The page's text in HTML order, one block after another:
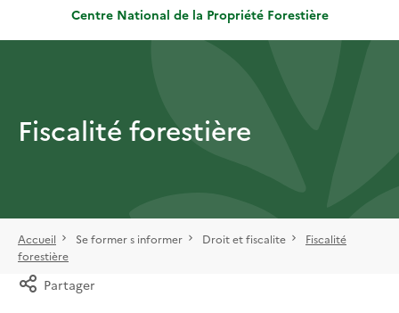
Centre National de la Propriété Forestière
Fiscalité forestière
Accueil Se former s informer Droit et fiscalite
Fiscalité
forestière
Partager